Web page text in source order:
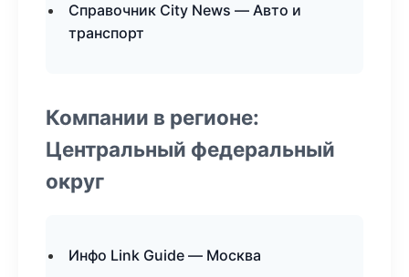
Справочник City News — Авто и
транспорт
Компании в регионе:
Центральный федеральный
округ
Инфо Link Guide — Москва